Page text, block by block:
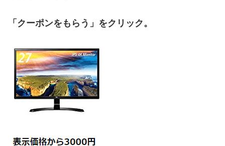
「クーポンをもらう」をクリック。